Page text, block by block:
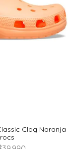
Clog Naranja